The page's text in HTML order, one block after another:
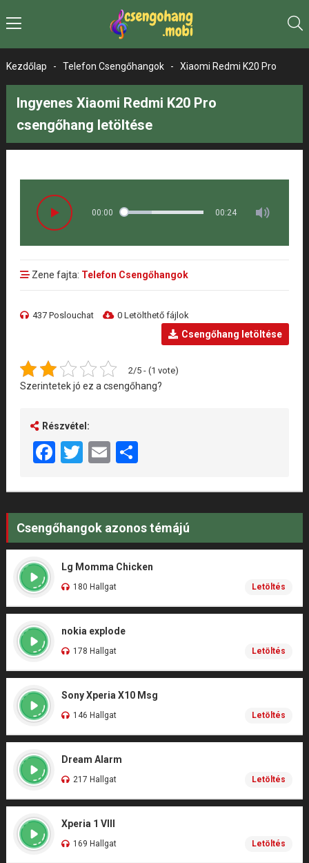
Kezdőlap - Telefon Csengőhangok - Xiaomi Redmi K20 Pro
Ingyenes Xiaomi Redmi K20 Pro
csengőhang letöltése
00:00 00:24
Zene fajta: Telefon Csengőhangok
437 Poslouchat 0 Letölthető fájlok
Csengőhang letöltése
2/5 - (1 vote)
Szerintetek jó ez a csengőhang?
Részvétel:
Facebook
Twitter
EmailShare
Csengőhangok azonos témájú
Lg Momma Chicken
180 Hallgat Letöltés
nokia explode
178 Hallgat Letöltés
Sony Xperia X10 Msg
146 Hallgat Letöltés
Dream Alarm
217 Hallgat Letöltés
Xperia 1 VIII
169 Hallgat Letöltés